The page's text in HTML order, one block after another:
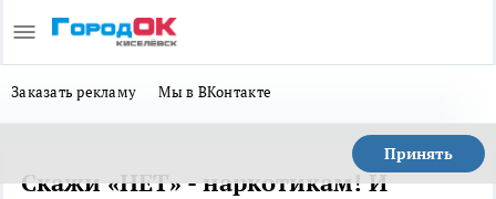
Заказать рекламу Мы в ВКонтакте
Принять
Скажи «НЕТ» - наркотикам! И